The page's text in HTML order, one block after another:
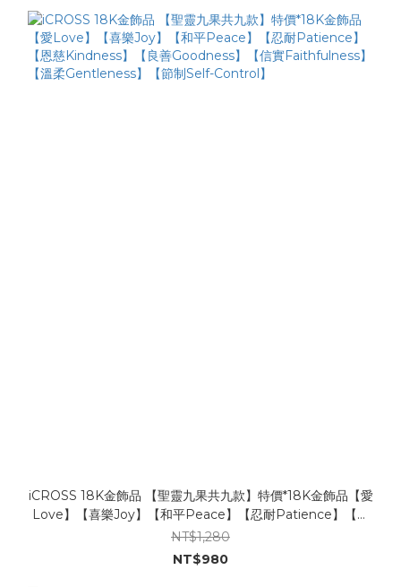
iCROSS 18K金飾品 【聖靈九果共九款】特價*18K金飾品【愛
Love】【喜樂Joy】【和平Peace】【忍耐Patience】【恩
慈Kindness】【良善Goodness】【信實Faithfulness】【溫
柔Gentleness】【節制Self-Control】
NT$1,280
NT$980